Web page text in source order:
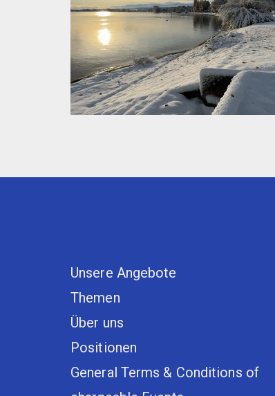
Unsere Angebote
Themen
Über uns
Positionen
General Terms & Conditions of